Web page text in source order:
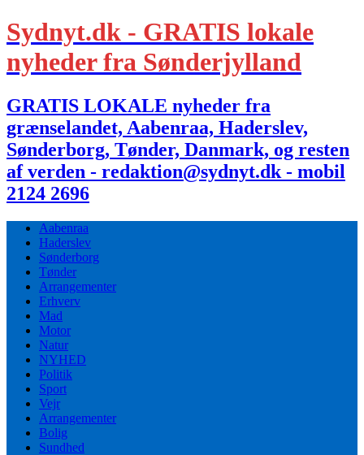
Sydnyt.dk - GRATIS lokale
nyheder fra Sønderjylland
GRATIS LOKALE nyheder fra
grænselandet, Aabenraa, Haderslev,
Sønderborg, Tønder, Danmark, og resten
af verden - redaktion@sydnyt.dk - mobil
2124 2696
Aabenraa
Haderslev
Sønderborg
Tønder
Arrangementer
Erhverv
Mad
Motor
Natur
NYHED
Politik
Sport
Vejr
Arrangementer
Bolig
Sundhed